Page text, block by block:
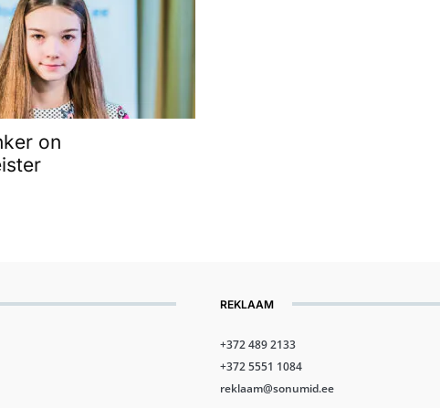
on
REKLAAM
+372 489 2133
+372 5551 1084
reklaam@sonumid.ee